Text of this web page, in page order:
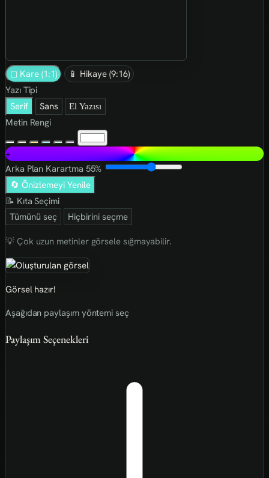
◻ Kare (1:1)
📱 Hikaye (9:16)
Yazı Tipi
Serif
Sans El Yazısı
Metin Rengi
+
Arka Plan Karartma 55%
🔄 Önizlemeyi Yenile
📝 Kıta Seçimi
Tümünü seç
Hiçbirini seçme
💡 Çok uzun metinler görsele sığmayabilir.
Görsel hazır!
Aşağıdan paylaşım yöntemi seç
Paylaşım Seçenekleri